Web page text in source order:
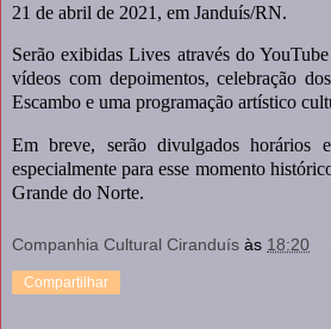
21 de abril de 2021, em Janduís/RN.
Serão exibidas Lives através do
vídeos com depoimentos, celebração
Escambo e uma programação artístico
Em breve, serão divulgados horários
especialmente para esse momento
Grande do Norte.
Companhia Cultural Ciranduís às 18:20
Compartilhar